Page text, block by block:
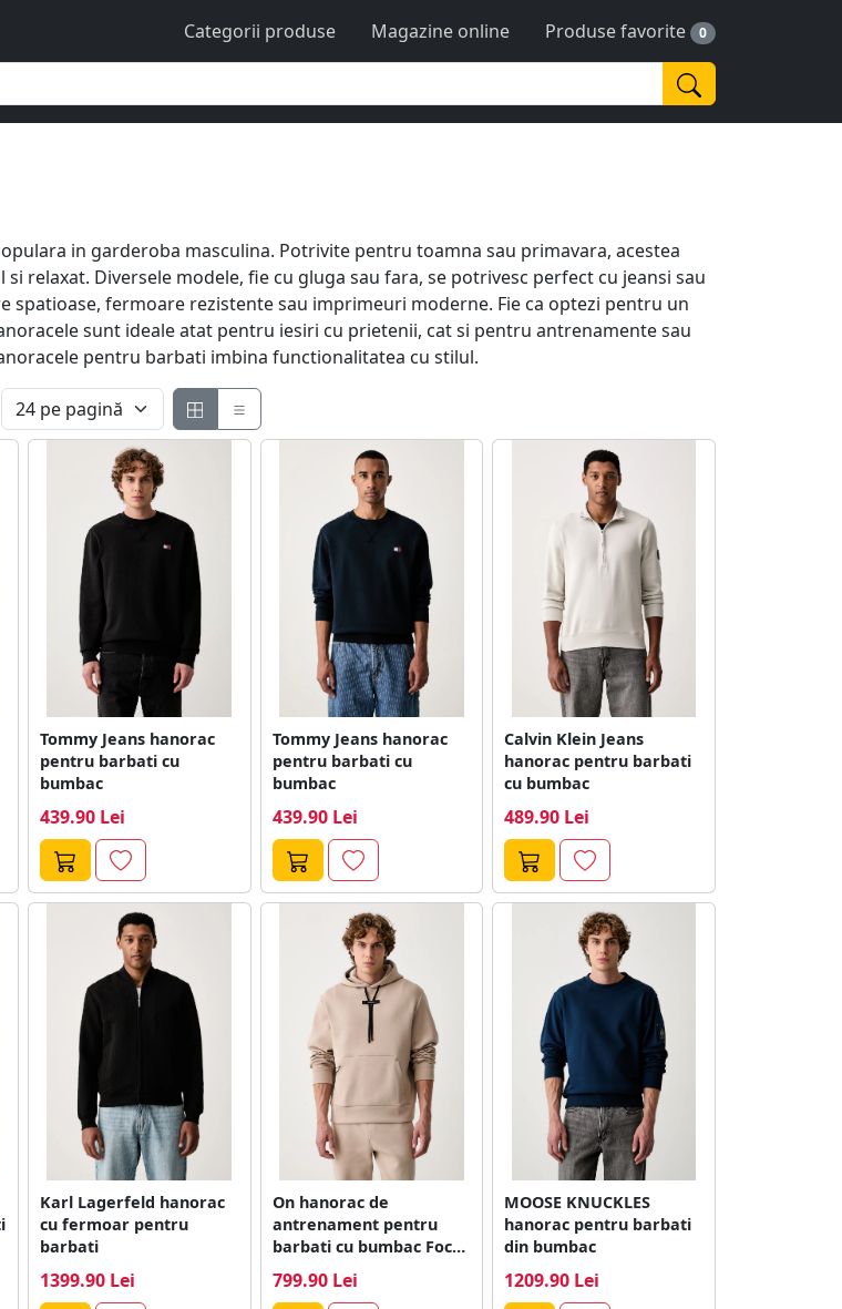
Categorii produse Magazine online Produse favorite 0
in garderoba masculina. Potrivite pentru toamna sau primavara, acestea
relaxat. Diversele modele, fie cu gluga sau fara, se potrivesc perfect cu jeansi sau
fermoare rezistente sau imprimeuri moderne. Fie ca optezi pentru un
sunt ideale atat pentru iesiri cu prietenii, cat si pentru antrenamente sau
pentru barbati imbina functionalitatea cu stilul.
Tommy Jeans hanorac
pentru barbati cu
bumbac
439.90 Lei
Tommy Jeans hanorac
pentru barbati cu
bumbac
439.90 Lei
Calvin Klein Jeans
hanorac pentru barbati
cu bumbac
489.90 Lei
Karl Lagerfeld hanorac
cu fermoar pentru
barbati
1399.90 Lei
On hanorac de
antrenament pentru
barbati cu bumbac Focus
799.90 Lei
MOOSE KNUCKLES
hanorac pentru barbati
din bumbac
1209.90 Lei